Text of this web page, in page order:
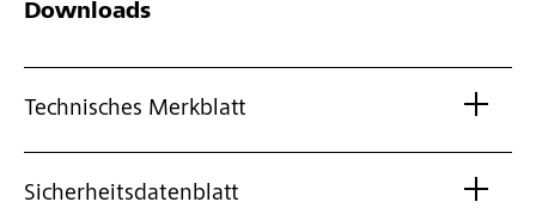
Downloads
Technisches Merkblatt
Sicherheitsdatenblatt